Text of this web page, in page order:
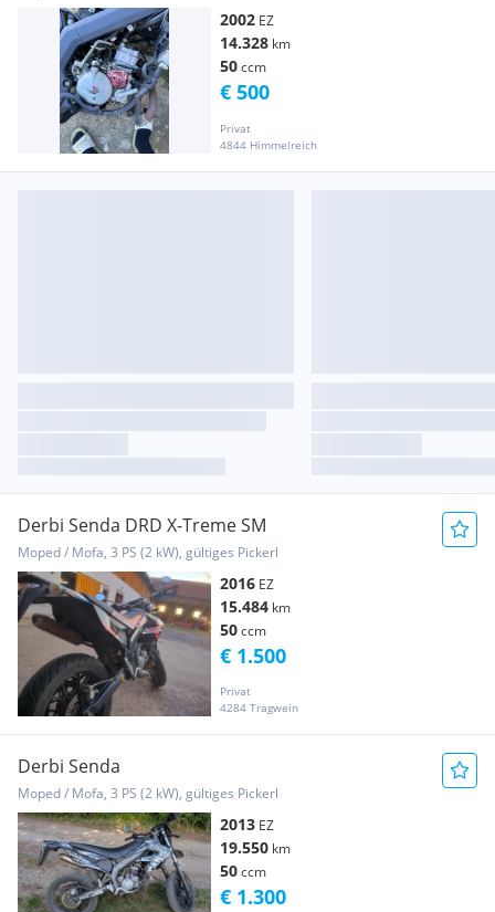
2002 EZ
14.328 km
50ccm
Privat
4844 Himmelreich
€ 500
Derbi Senda DRD X-Treme SM
Moped / Mofa, 3 PS (2 kW), gültiges Pickerl
2016 EZ
15.484 km
50ccm
Privat
4284 Tragwein
€ 1.500
Derbi Senda
Moped / Mofa, 3 PS (2 kW), gültiges Pickerl
2013 EZ
19.550 km
50ccm
€ 1.300